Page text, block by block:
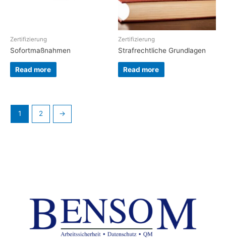
Zertifizierung
Sofortmaßnahmen
Read more
Zertifizierung
Strafrechtliche Grundlagen
Read more
1 2 →